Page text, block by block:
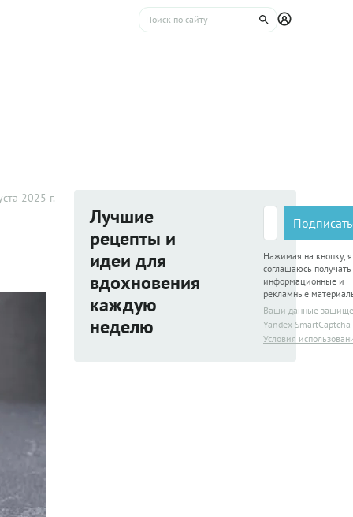
2025 г.
Лучшие
рецепты и
идеи для
вдохновения
каждую
неделю
Нажимая на кнопку, я
соглашаюсь получать
информационные и
рекламные
Ваши данные
Yandex SmartCaptcha
Условия